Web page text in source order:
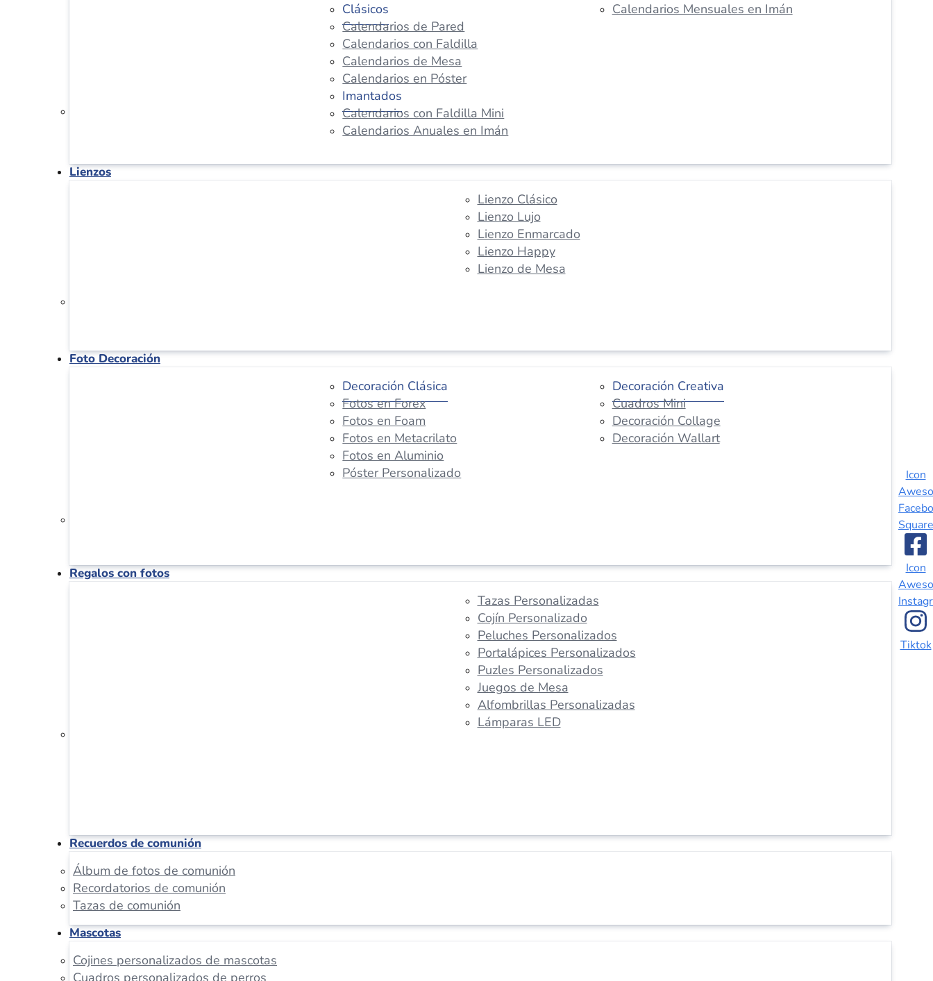
Clásicos
Calendarios de Pared
Calendarios con Faldilla
Calendarios de Mesa
Calendarios en Póster
Imantados
Calendarios con Faldilla Mini
Calendarios Anuales en Imán
Calendarios Mensuales en Imán
Lienzos
Lienzo Clásico
Lienzo Lujo
Lienzo Enmarcado
Lienzo Happy
Lienzo de Mesa
Foto Decoración
Decoración Clásica
Fotos en Forex
Fotos en Foam
Fotos en Metacrilato
Fotos en Aluminio
Póster Personalizado
Decoración Creativa
Cuadros Mini
Decoración Collage
Decoración Wallart
Regalos con fotos
Tazas Personalizadas
Cojín Personalizado
Peluches Personalizados
Portalápices Personalizados
Puzles Personalizados
Juegos de Mesa
Alfombrillas Personalizadas
Lámparas LED
Recuerdos de comunión
Álbum de fotos de comunión
Recordatorios de comunión
Tazas de comunión
Mascotas
Cojines personalizados de mascotas
Cuadros personalizados de perros
Icon
Square
Icon
Tiktok